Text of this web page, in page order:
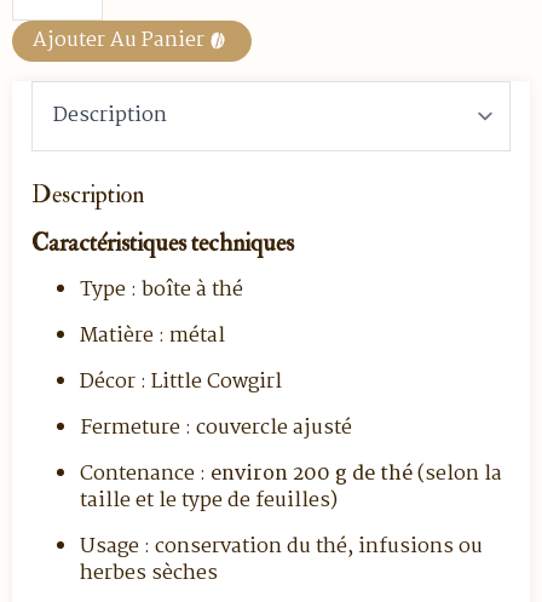
thé
en
métal
décor
Little
Cowgirl
Ajouter Au Panier
Description
Caractéristiques techniques
Type : boîte à thé
Matière : métal
Décor : Little Cowgirl
Fermeture : couvercle ajusté
Contenance : environ 200 g de thé(selon la
taille et le type de feuilles)
Usage : conservation du thé, infusions ou
herbes sèches